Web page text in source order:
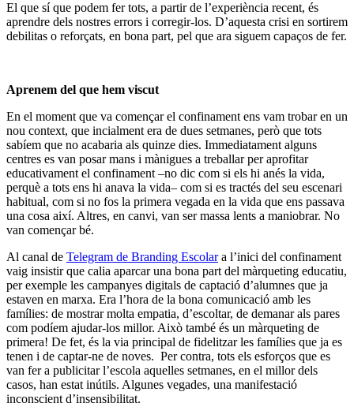
El que sí que podem fer tots, a partir de l’experiència recent, és
aprendre dels nostres errors i corregir-los. D’aquesta crisi en sortirem
debilitas o reforçats, en bona part, pel que ara siguem capaços de fer.
Aprenem del que hem viscut
En el moment que va començar el confinament ens vam trobar en un
nou context, que incialment era de dues setmanes, però que tots
sabíem que no acabaria als quinze dies. Immediatament alguns
centres es van posar mans i mànigues a treballar per aprofitar
educativament el confinament –no dic com si els hi anés la vida,
perquè a tots ens hi anava la vida– com si es tractés del seu escenari
habitual, com si no fos la primera vegada en la vida que ens passava
una cosa així. Altres, en canvi, van ser massa lents a maniobrar. No
van començar bé.
Al canal de Telegram de Branding Escolara l’inici del confinament
vaig insistir que calia aparcar una bona part del màrqueting educatiu,
per exemple les campanyes digitals de captació d’alumnes que ja
estaven en marxa. Era l’hora de la bona comunicació amb les
famílies: de mostrar molta empatia, d’escoltar, de demanar als pares
com podíem ajudar-los millor. Això també és un màrqueting de
primera! De fet, és la via principal de fidelitzar les famílies que ja es
tenen i de captar-ne de noves. Per contra, tots els esforços que es
van fer a publicitar l’escola aquelles setmanes, en el millor dels
casos, han estat inútils. Algunes vegades, una manifestació
inconscient d’insensibilitat.